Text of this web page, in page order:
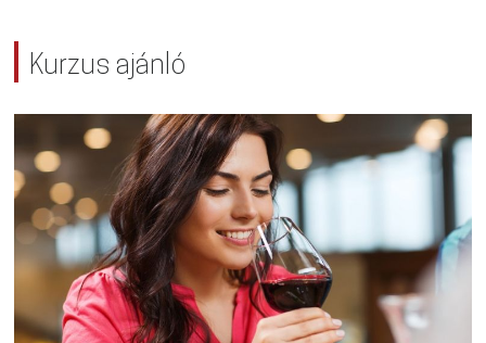
Kurzus ajánló